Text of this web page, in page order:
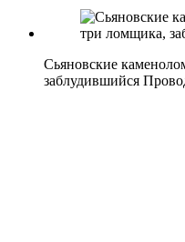
Сьяновские
заблудившийся